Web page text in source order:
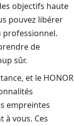
objectifs haute
pouvez libérer
professionnel.
de
sûr.
et le HONOR
empreintes
vous. Ces